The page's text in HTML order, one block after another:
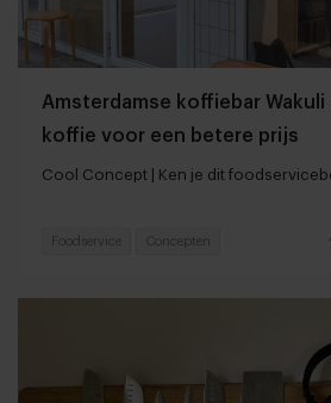
Amsterdamse koffiebar
koffie voor een betere prijs
Cool Concept | Ken je dit
Foodservice Concepten